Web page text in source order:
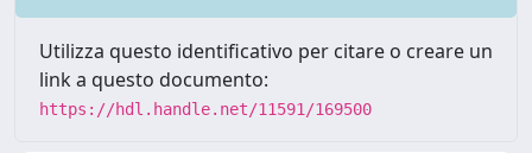
Utilizza questo identificativo per citare o creare un
link a questo documento:
https://hdl.handle.net/11591/169500